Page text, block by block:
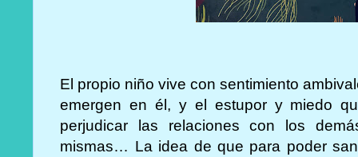
El propio niño vive con sentimiento
emergen en él, y el estupor y miedo
perjudicar las relaciones con los
mismas… La idea de que para poder